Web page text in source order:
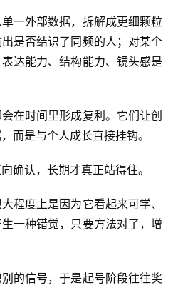
一外部数据，拆解成更细颗粒
是否结识了同频的人；对某个
达能力、结构能力、镜头感是
在时间里形成复利。它们让创
而是与个人成长直接挂钩。
确认，长期才真正站得住。
程度上是因为它看起来可学、
一种错觉，只要方法对了，增
的信号，于是起号阶段往往奖